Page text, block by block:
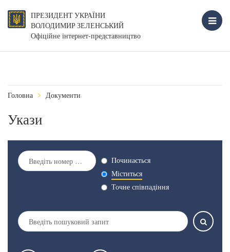
ПРЕЗИДЕНТ УКРАЇНИ
ВОЛОДИМИР ЗЕЛЕНСЬКИЙ
Офіційне інтернет-представництво
Головна Документи
Укази
Починається
Міститься
Точне співпадіння